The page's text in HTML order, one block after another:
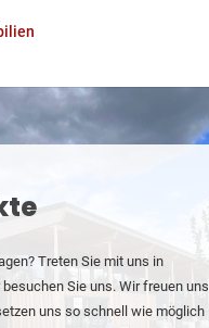
Treten Sie mit uns in
Sie uns. Wir freuen uns
uns so schnell wie möglich